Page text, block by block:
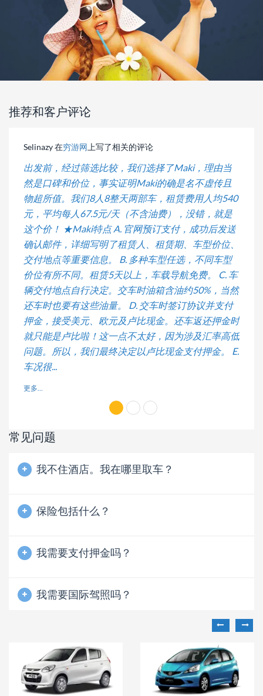
推荐和客户评论
Selinazy 在穷游网 上写了相关的评论
出发前，经过筛选比较，我们选择了Maki，理由当
然是口碑和价位，事实证明Maki的确是名不虚传且
物超所值。我们8人8整天两部车，租赁费用人均540
元，平均每人67.5元/天（不含油费），没错，就是
这个价！ ★Maki特点 A. 官网预订支付，成功后发送
确认邮件，详细写明了租赁人、租赁期、车型价位、
交付地点等重要信息。 B. 多种车型任选，不同车型
价位有所不同。租赁5天以上，车载导航免费。 C. 车
辆交付地点自行决定。交车时油箱含油约50%，当然
还车时也要有这些油量。 D. 交车时签订协议并支付
押金，接受美元、欧元及卢比现金。还车返还押金时
就只能是卢比啦！这一点不太好，因为涉及汇率高低
问题。所以，我们最终决定以卢比现金支付押金。 E.
车况很...
更多…
常见问题
我不住酒店。我在哪里取车？
保险包括什么？
我需要支付押金吗？
我需要国际驾照吗？